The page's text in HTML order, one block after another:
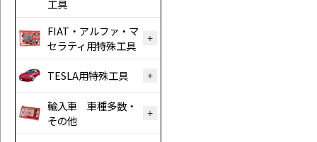
工具
FIAT・アルファ・マ
セラティ用特殊工具
TESLA用特殊工具
輸入車 車種多数・
その他